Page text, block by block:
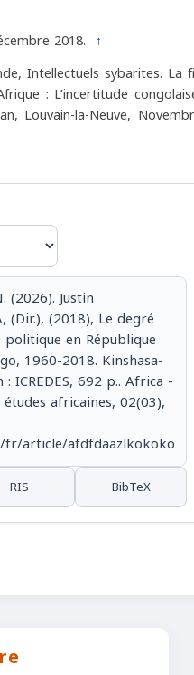
2018. ↑
Intellectuels sybarites. La
: L’incertitude
Louvain-la-Neuve,
(2026). Justin
(Dir.), (2018), Le degré
en République
1960-2018. Kinshasa-
ICREDES, 692 p.. Africa -
africaines, 02(03),
fr/article/afdfdaazlkokoko
RIS BibTeX